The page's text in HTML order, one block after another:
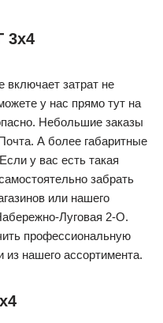
3х4
включает затрат не
у нас прямо тут на
Небольшие заказы
А более габаритные
у вас есть такая
забрать
или нашего
Луговая 2-О.
профессиональную
из нашего ассортимента.